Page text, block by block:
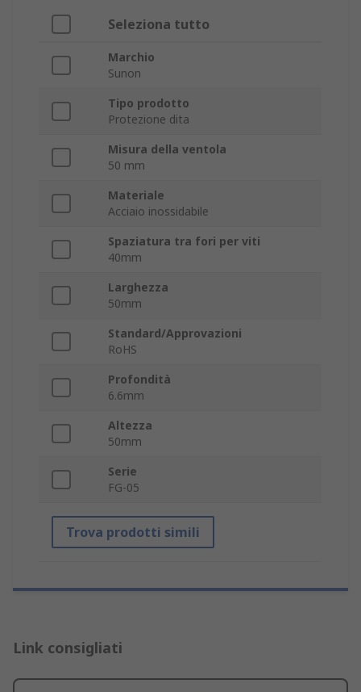
Seleziona tutto
Marchio
Sunon
Tipo prodotto
Protezione dita
Misura della ventola
50 mm
Materiale
Acciaio inossidabile
Spaziatura tra fori per viti
40mm
Larghezza
50mm
Standard/Approvazioni
RoHS
Profondità
6.6mm
Altezza
50mm
Serie
FG-05
Trova prodotti simili
Link consigliati